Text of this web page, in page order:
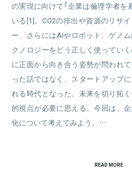
の実現に向けて「企業は倫理学者を
いる[1]。CO2の排出や資源のリサ
ー、さらにはAIやロボット、ゲノ
クノロジーをどう正しく使ってい
に正面から向き合う姿勢が問われ
った話ではなく、スタートアップ
れる時代となった。未来を切り拓
的視点が必要に思える。今回は、
化について考えてみよう。…
READ MORE